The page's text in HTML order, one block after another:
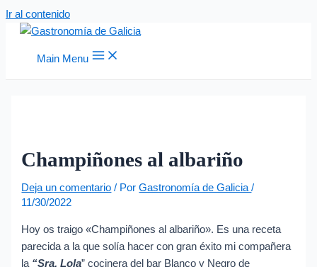
Ir al contenido
Main Menu
Champiñones al albariño
Deja un comentario / PorGastronomía de Galicia/
11/30/2022
Hoy os traigo «Champiñones al albariño». Es una receta
parecida a la que solía hacer con gran éxito mi compañera
la “Sra. Lola” cocinera del bar Blanco y Negro de